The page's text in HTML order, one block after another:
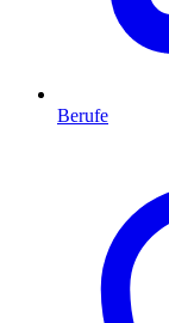
Berufe